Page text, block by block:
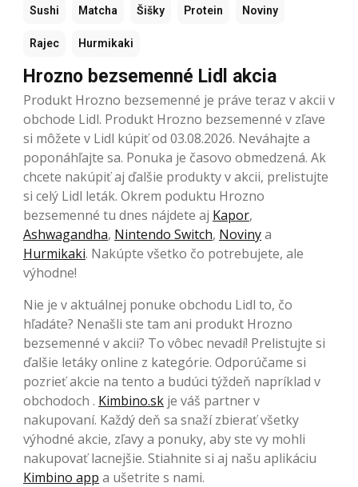
Sushi Matcha Šišky Protein Noviny
Rajec Hurmikaki
Hrozno bezsemenné Lidl akcia
Produkt Hrozno bezsemenné je práve teraz v akcii v
obchode Lidl. Produkt Hrozno bezsemenné v zľave
si môžete v Lidl kúpiť od 03.08.2026. Neváhajte a
poponáhľajte sa. Ponuka je časovo obmedzená. Ak
chcete nakúpiť aj ďalšie produkty v akcii, prelistujte
si celý Lidl leták. Okrem poduktu Hrozno
bezsemenné tu dnes nájdete aj Kapor,
Ashwagandha, Nintendo Switch, Novinya
Hurmikaki. Nakúpte všetko čo potrebujete, ale
výhodne!
Nie je v aktuálnej ponuke obchodu Lidl to, čo
hľadáte? Nenašli ste tam ani produkt Hrozno
bezsemenné v akcii? To vôbec nevadí! Prelistujte si
ďalšie letáky online z kategórie. Odporúčame si
pozrieť akcie na tento a budúci týždeň napríklad v
obchodoch . Kimbino.sk je váš partner v
nakupovaní. Každý deň sa snaží zbierať všetky
výhodné akcie, zľavy a ponuky, aby ste vy mohli
nakupovať lacnejšie. Stiahnite si aj našu aplikáciu
Kimbino app a ušetrite s nami.